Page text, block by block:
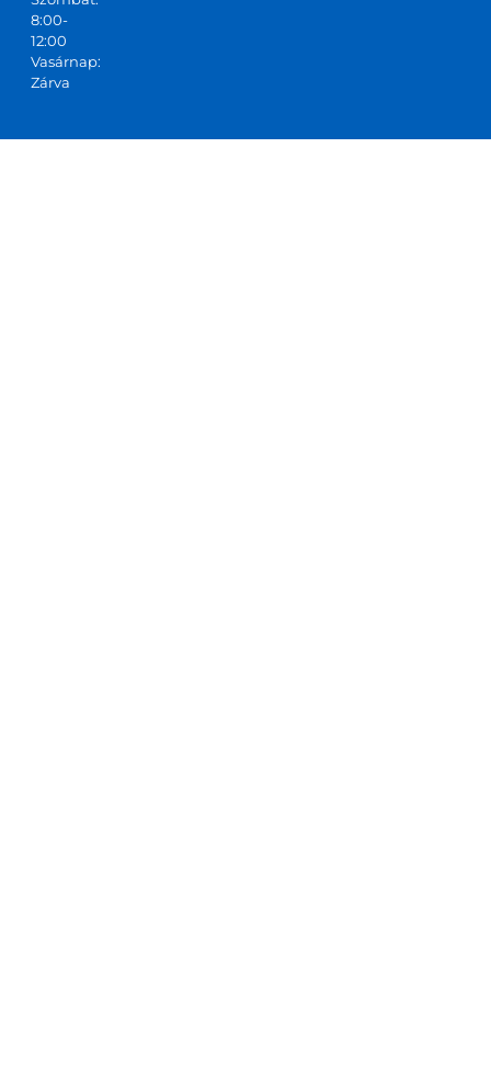
8:00-
12:00
Vasárnap:
Zárva